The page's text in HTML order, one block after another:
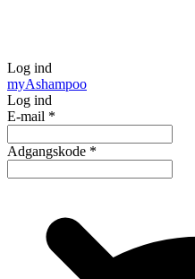
Log ind
myAshampoo
Log ind
E-mail *
Adgangskode *